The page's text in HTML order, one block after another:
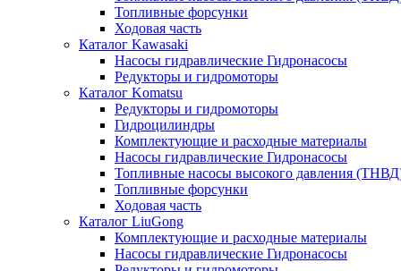
Топливные форсунки
Ходовая часть
Каталог Kawasaki
Насосы гидравлические Гидронасосы
Редукторы и гидромоторы
Каталог Komatsu
Редукторы и гидромоторы
Гидроцилиндры
Комплектующие и расходные материалы
Насосы гидравлические Гидронасосы
Топливные насосы высокого давления
Топливные форсунки
Ходовая часть
Каталог LiuGong
Комплектующие и расходные материалы
Насосы гидравлические Гидронасосы